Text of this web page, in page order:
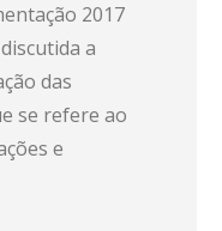
2017
a
das
se refere ao
e